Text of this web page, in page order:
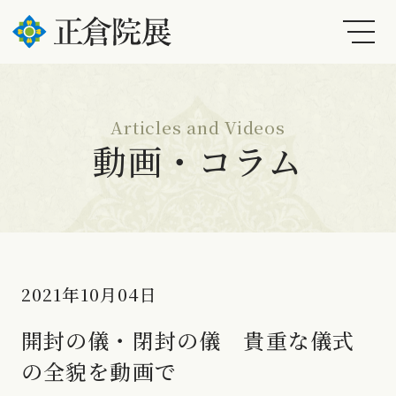
Articles and Videos
動画・コラム
2021年10月04日
開封の儀・閉封の儀 貴重な儀式
の全貌を動画で